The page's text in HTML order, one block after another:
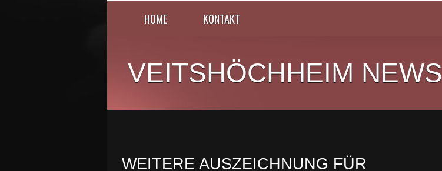
HOME KONTAKT
VEITSHÖCHHEIM NEWS
WEITERE AUSZEICHNUNG FÜR